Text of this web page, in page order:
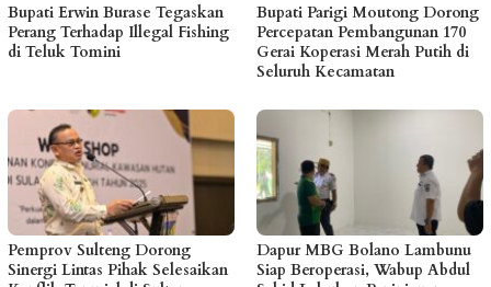
Bupati Erwin Burase Tegaskan
Perang Terhadap Illegal Fishing
di Teluk Tomini
Bupati Parigi Moutong Dorong
Percepatan Pembangunan 170
Gerai Koperasi Merah Putih di
Seluruh Kecamatan
Pemprov Sulteng Dorong
Sinergi Lintas Pihak Selesaikan
Dapur MBG Bolano Lambunu
Siap Beroperasi, Wabup Abdul